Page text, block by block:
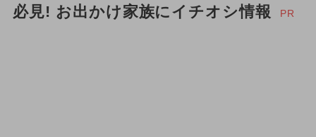
必見! お出かけ家族にイチオシ情報 PR